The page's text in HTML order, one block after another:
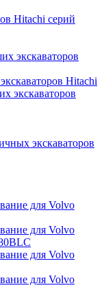
Hitachi серий
экскаваторов
Hitachi
экскаваторов
экскаваторов
для Volvo
для Volvo
для Volvo
для Volvo